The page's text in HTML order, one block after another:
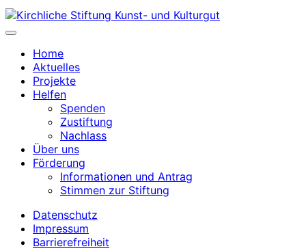
Home
Aktuelles
Projekte
Helfen
Spenden
Zustiftung
Nachlass
Über uns
Förderung
Informationen und Antrag
Stimmen zur Stiftung
Datenschutz
Impressum
Barrierefreiheit